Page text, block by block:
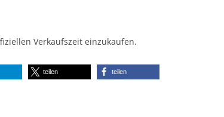
Verkaufszeit einzukaufen.
teilen teilen